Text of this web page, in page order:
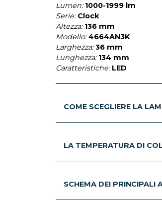
Lumen: 1000-1999 lm
Serie: Clock
Altezza: 136 mm
Modello: 4664AN3K
Larghezza: 36 mm
Lunghezza: 134 mm
Caratteristiche: LED
COME SCEGLIERE LA
LA TEMPERATURA DI
SCHEMA DEI PRINCIPALI